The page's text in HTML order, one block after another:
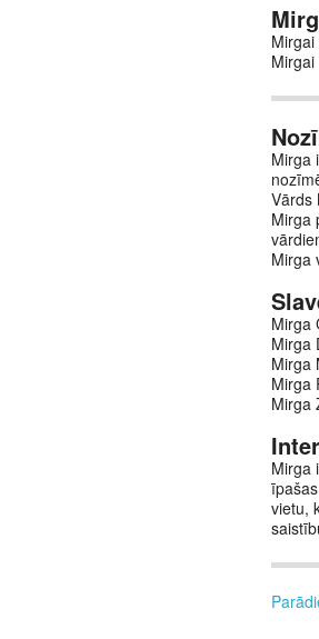
Mirga
Vārds
Mirga
Mirga
Mirga
Mirga
Mirga
Mirga
Mirga
Mirga
vietu,